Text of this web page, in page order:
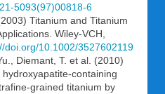
5093(97)00818-6
Titanium and Titanium
Wiley-VCH,
doi.org/10.1002/3527602119
Diemant, T. et al. (2010)
containing
grained titanium by